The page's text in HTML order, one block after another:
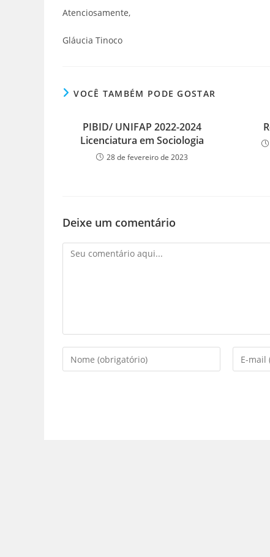
Atenciosamente,
Gláucia Tinoco
VOCÊ TAMBÉM PODE GOSTAR
PIBID/ UNIFAP 2022-2024
Licenciatura em Sociologia
28 de fevereiro de 2023
Deixe um comentário